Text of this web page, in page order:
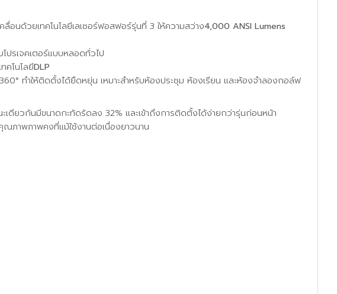
นด้วยเทคโนโลยีเลเซอร์ฟอสฟอร์รุ่นที่ 3 ให้ความสว่าง4,000 ANSI Lumens
โปรเจคเตอร์แบบหลอดทั่วไป
ทคโนโลยีDLP
ทำให้ติดตั้งได้ยืดหยุ่น เหมาะสำหรับห้องประชุม ห้องเรียน และห้องจำลองกอล์ฟ
ดียวกันมีขนาดกะทัดรัดลง 32% และเข้าถึงการติดตั้งได้ง่ายกว่ารุ่นก่อนหน้า
ภาพภาพคงที่แม้ใช้งานต่อเนื่องยาวนาน